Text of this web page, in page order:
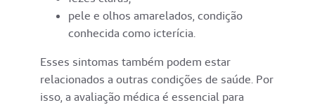
pele e olhos amarelados, condição
conhecida como icterícia.
Esses sintomas também podem estar
relacionados a outras condições de saúde. Por
isso, a avaliação médica é essencial para